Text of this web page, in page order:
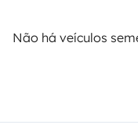
Não há veículos